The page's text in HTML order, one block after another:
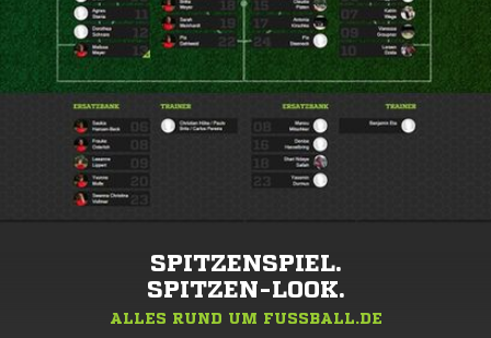
SPITZENSPIEL.
SPITZEN-LOOK.
ALLES RUND UM FUSSBALL.DE